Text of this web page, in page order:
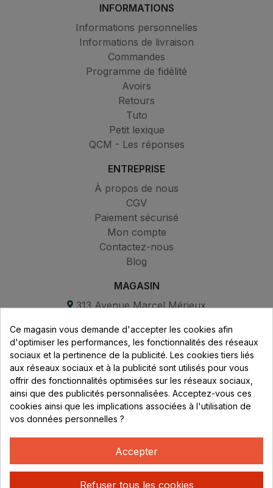
INFORMATIONS
Informations personnelles
Informations de livraison
Commandes
Programme de fidélité
Avoirs
Retours
Tuto
Petit lexique
QCM - Les réponses
ENTREPRISE
À propos de nous
CGV
Paiement sécurisé
Mon compte
Contactez-nous
Blog
MAGASIN
313 Avenue Marcel Mérieux
69530 Brignais
Lundi au vendredi :
8h - 16h
uniquement sur Rendez-vous
CONTACT
04 78 37 00 68
contact@rhonephilatelie.fr
Ce magasin vous demande d'accepter les cookies afin
d'optimiser les performances, les fonctionnalités des réseaux
sociaux et la pertinence de la publicité. Les cookies tiers liés
aux réseaux sociaux et à la publicité sont utilisés pour vous
offrir des fonctionnalités optimisées sur les réseaux sociaux,
ainsi que des publicités personnalisées. Acceptez-vous ces
cookies ainsi que les implications associées à l'utilisation de
vos données personnelles ?
Accepter
Refuser tous les cookies